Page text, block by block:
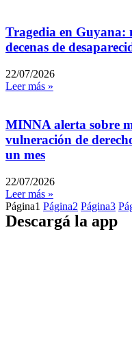
Tragedia en Guyana:
decenas de
22/07/2026
Leer más »
MINNA alerta sobre
vulneración de
un mes
22/07/2026
Leer más »
Página1 Página2 Página3
Descargá la app